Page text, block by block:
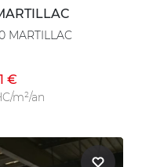
MARTILLAC
€
m²/an